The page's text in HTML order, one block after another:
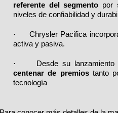
referente del segmento por
niveles de confiabilidad y
· Chrysler Pacifica
activa y pasiva.
·
Desde su
centenar de premiostanto
tecnología